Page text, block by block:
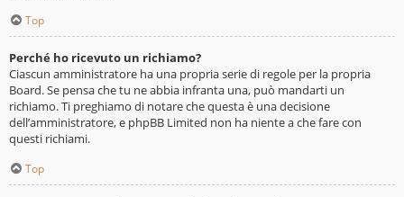
Top
Perché ho ricevuto un richiamo?
Ciascun amministratore ha una propria serie di regole per la propria
Board. Se pensa che tu ne abbia infranta una, può mandarti un
richiamo. Ti preghiamo di notare che questa è una decisione
dell’amministratore, e phpBB Limited non ha niente a che fare con
questi richiami.
Top